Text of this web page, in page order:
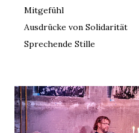
Mitgefühl
Ausdrücke von Solidarität
Sprechende Stille